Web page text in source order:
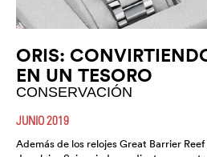
ORIS:
EN UN TESORO
CONSERVACIÓN
JUNIO 2019
Además de los relojes Great Barrier